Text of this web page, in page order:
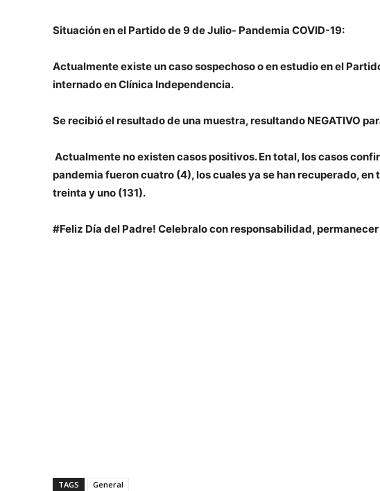
Situación en el Partido de 9 de Julio- Pandemia COVID-19:
Actualmente existe un caso sospechoso o en estudio en el
internado en Clínica Independencia.
Se recibió el resultado de una muestra, resultando NEGATIVO
Actualmente no existen casos positivos. En total, los casos
pandemia fueron cuatro (4), los cuales ya se han recuperado,
treinta y uno (131).
#Feliz Día del Padre! Celebralo con responsabilidad,
TAGS General